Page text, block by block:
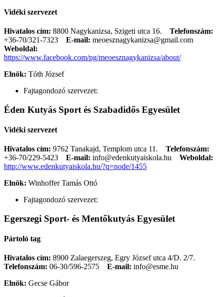
Vidéki szervezet
Hivatalos cím: 8800 Nagykanizsa, Szigeti utca 16. Telefonszám:
+36-70/321-7323
E-mail: meoesznagykanizsa@gmail.com
Weboldal:
https://www.facebook.com/pg/meoesznagykanizsa/about/
Elnök: Tóth József
Fajtagondozó szervezet:
Éden Kutyás Sport és Szabadidős Egyesület
Vidéki szervezet
Hivatalos cím: 9762 Tanakajd, Templom utca 11. Telefonszám:
+36-70/229-5423
E-mail: info@edenkutyaiskola.hu
Weboldal:
http://www.edenkutyaiskola.hu/?q=node/1455
Elnök: Winhoffer Tamás Ottó
Fajtagondozó szervezet:
Egerszegi Sport- és Mentőkutyás Egyesület
Pártoló tag
Hivatalos cím: 8900 Zalaegerszeg, Egry József utca 4/D. 2/7.
Telefonszám: 06-30/596-2575 E-mail: info@esme.hu
Elnök: Gecse Gábor